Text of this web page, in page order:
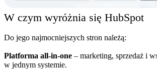
W czym wyróżnia się HubSpot
Do jego najmocniejszych stron należą:
Platforma all-in-one – marketing, sprzedaż i
w jednym systemie.